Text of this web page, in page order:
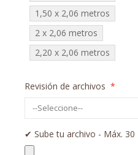
1,50 x 2,06 metros
2 x 2,06 metros
2,20 x 2,06 metros
Revisión de archivos
✔︎ Sube tu archivo - Máx. 30